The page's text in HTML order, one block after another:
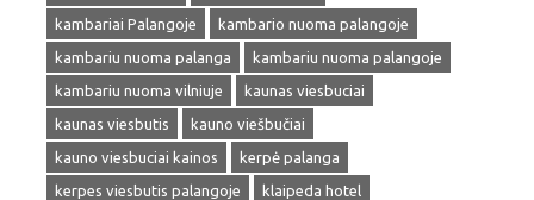
kambariai Palangoje
kambario nuoma palangoje
kambariu nuoma palanga
kambariu nuoma palangoje
kambariu nuoma vilniuje
kaunas viesbuciai
kaunas viesbutis
kauno viešbučiai
kauno viesbuciai kainos
kerpė palanga
kerpes viesbutis palangoje
klaipeda hotel